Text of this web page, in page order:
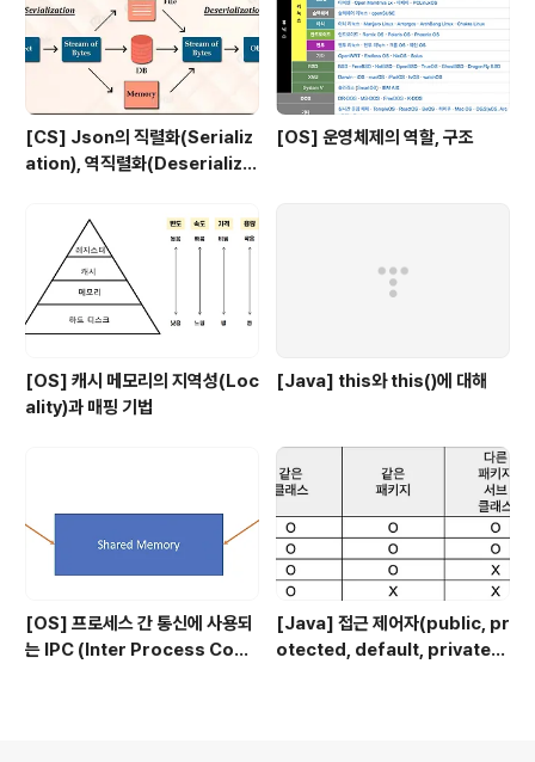
[CS] Json의 직렬화(Serializ
ation), 역직렬화(Deserializa
[OS] 운영체제의 역할, 구조
[OS] 캐시 메모리의 지역성(Loc
ality)과 매핑 기법
[Java] this와 this()에 대해
[OS] 프로세스 간 통신에 사용되
는 IPC (Inter Process Com
[Java] 접근 제어자(public, pr
otected, default, private)